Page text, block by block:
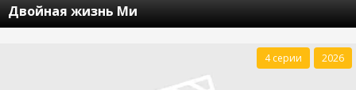
Двойная жизнь Ми
4 серии 2026